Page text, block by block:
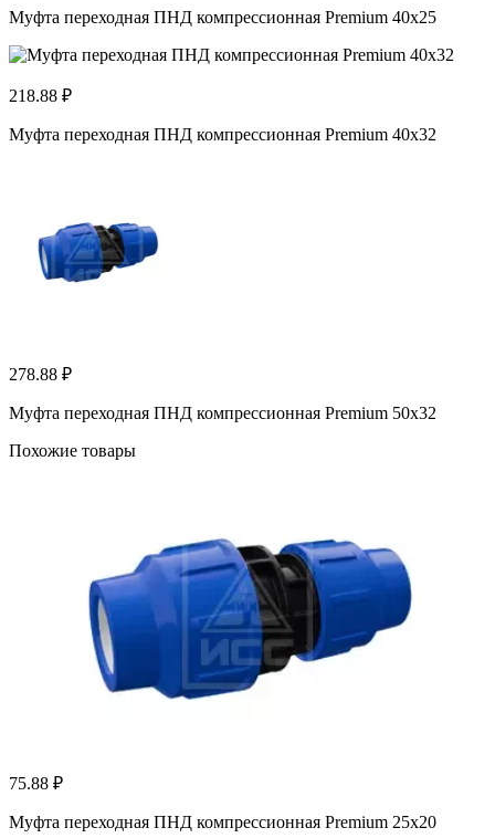
Муфта переходная ПНД компрессионная Premium 40х25
218.88 ₽
Муфта переходная ПНД компрессионная Premium 40х32
278.88 ₽
Муфта переходная ПНД компрессионная Premium 50х32
Похожие товары
75.88 ₽
Муфта переходная ПНД компрессионная Premium 25x20